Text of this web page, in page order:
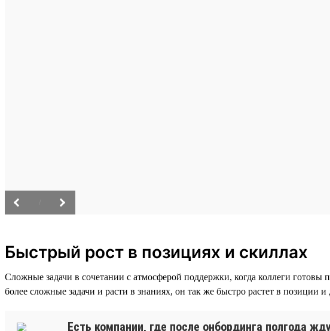
Быстрый рост в позициях и скиллах
Сложные задачи в сочетании с атмосферой поддержки, когда коллеги
более сложные задачи и расти в знаниях, он так же быстро растет в позиции и
Есть компании, где после онбординга полгода